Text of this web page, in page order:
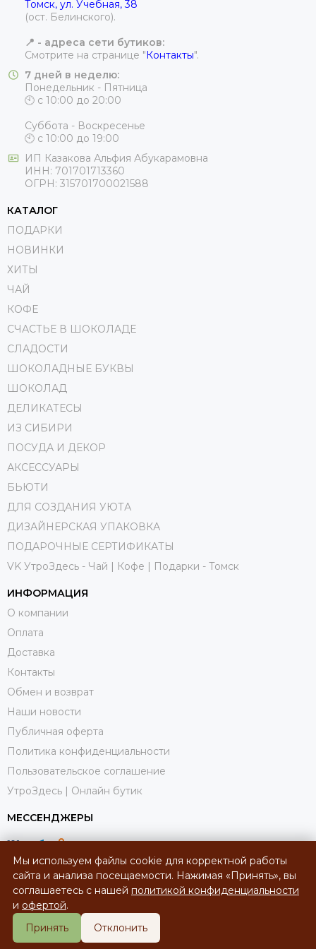
Томск, ул. Учебная, 38
(ост. Белинского).
📍 - адреса сети бутиков:
Смотрите на странице "Контакты".
7 дней в неделю:
Понедельник - Пятница
🕙 с 10:00 до 20:00
Суббота - Воскресенье
🕙 с 10:00 до 19:00
ИП Казакова Альфия Абукарамовна
ИНН: 701701713360
ОГРН: 315701700021588
КАТАЛОГ
ПОДАРКИ
НОВИНКИ
ХИТЫ
ЧАЙ
КОФЕ
СЧАСТЬЕ В ШОКОЛАДЕ
СЛАДОСТИ
ШОКОЛАДНЫЕ БУКВЫ
ШОКОЛАД
ДЕЛИКАТЕСЫ
ИЗ СИБИРИ
ПОСУДА И ДЕКОР
АКСЕССУАРЫ
БЬЮТИ
ДЛЯ СОЗДАНИЯ УЮТА
ДИЗАЙНЕРСКАЯ УПАКОВКА
ПОДАРОЧНЫЕ СЕРТИФИКАТЫ
VK УтроЗдесь - Чай | Кофе | Подарки - Томск
ИНФОРМАЦИЯ
О компании
Оплата
Доставка
Контакты
Обмен и возврат
Наши новости
Публичная оферта
Политика конфиденциальности
Пользовательское соглашение
УтроЗдесь | Онлайн бутик
МЕССЕНДЖЕРЫ
2026 © УтроЗдесь | Онлайн-бутик.
Мы используем файлы cookie для корректной работы
сайта и анализа посещаемости. Нажимая «Принять», вы
соглашаетесь с нашей политикой конфиденциальности
и офертой.
Принять
Отклонить